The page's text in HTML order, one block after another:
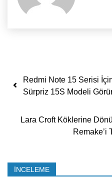
Yazı
Redmi Note 15 Serisi
Sürpriz 15S Modeli
Lara Croft Köklerine
Remake’i
İNCELEME